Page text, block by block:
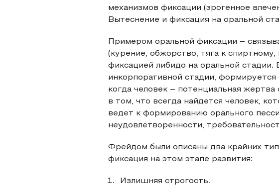
механизмов фиксации (эрогенное
Вытеснение и фиксация на оральной
Примером оральной фиксации –
(курение, обжорство, тяга к
фиксацией либидо на оральной
инкорпоративной стадии,
когда человек – потенциальная
в том, что всегда найдется человек,
ведет к формированию орального
неудовлетворенности,
Фрейдом были описаны два крайних
фиксация на этом этапе развития:
Излишняя строгость.